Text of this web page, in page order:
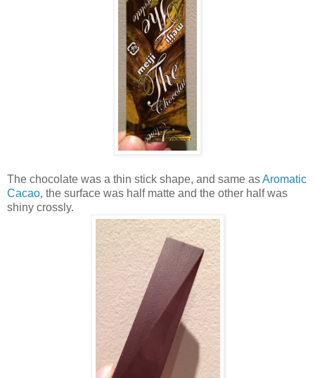
The chocolate was a thin stick shape, and same asAromatic
Cacao, the surface was half matte and the other half was
shiny crossly.